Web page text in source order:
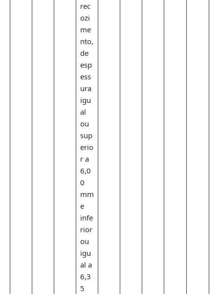
rec
ozi
me
nto,
de
esp
ess
ura
igu
al
ou
sup
erio
r a
6,0
0
mm
e
infe
rior
ou
igu
al a
6,3
5